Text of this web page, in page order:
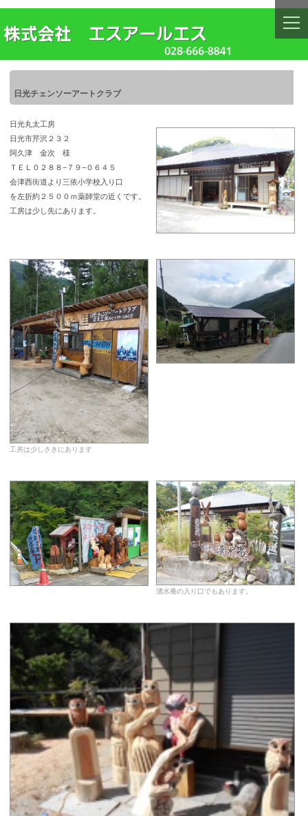
日光チェンソーアートクラブ
日光丸太工房
日光市芹沢２３２
阿久津 金次 様
ＴＥＬ０２８８−７９−０６４５
会津西街道より三依小学校入り口
を左折約２５００ｍ薬師堂の近くです。
工房は少し先にあります。
工房は少しさきにあります
湧水庵の入り口でもあります。